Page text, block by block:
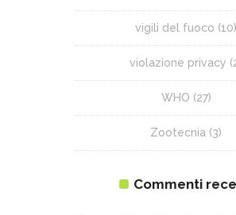
vigili del fuoco (10)
violazione privacy
WHO (27)
Zootecnia (3)
Commenti